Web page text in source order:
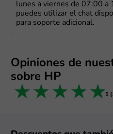
lunes a viernes de 07:00 a
puedes utilizar el chat
para soporte adicional.
Opiniones de
sobre HP
4
3
2 stars
1 star 5